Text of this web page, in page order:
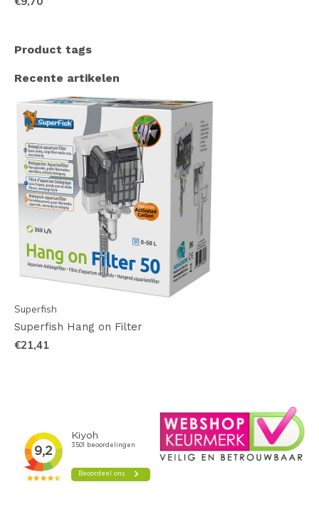
Product tags
Recente artikelen
Superfish
Superfish Hang on Filter
€21,41